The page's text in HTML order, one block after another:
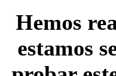
Hemos
estamos